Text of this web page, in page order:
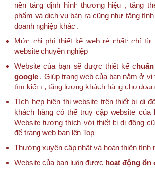
nền tảng định hình thương hiệu , tăng
phẩm và dịch vụ bán ra cũng như tăng
doanh nghiệp khác .
Mức chi phí thiết kế web rẻ nhất: chỉ từ
website chuyên nghiệp
Website của bạn sẽ được thiết kế c
google . Giúp trang web của bạn nằm ở vị
tìm kiếm , tăng lượng khách hàng cho
Tích hợp hiện thị website trên thiết bị di
khách hàng có thể truy cập website của
Website tương thích với thiết bị di động
để trang web bạn lên Top
Thường xuyên cập nhật và hoàn thiện tính
Website của bạn luôn được hoạt động ổn